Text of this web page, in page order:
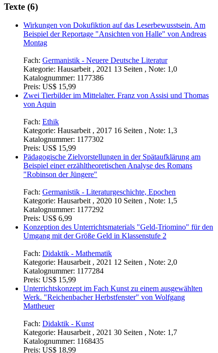
Texte (6)
Wirkungen von Dokufiktion auf das Leserbewusstsein. Am
Beispiel der Reportage "Ansichten von Halle" von Andreas
Montag
Fach: Germanistik - Neuere Deutsche Literatur
Kategorie: Hausarbeit , 2021 13 Seiten , Note: 1,0
Katalognummer: 1177386
Preis: US$ 15,99
Zwei Tierbilder im Mittelalter. Franz von Assisi und Thomas
von Aquin
Fach: Ethik
Kategorie: Hausarbeit , 2017 16 Seiten , Note: 1,3
Katalognummer: 1177302
Preis: US$ 15,99
Pädagogische Zielvorstellungen in der Spätaufklärung am
Beispiel einer erzähltheoretischen Analyse des Romans
"Robinson der Jüngere"
Fach: Germanistik - Literaturgeschichte, Epochen
Kategorie: Hausarbeit , 2020 10 Seiten , Note: 1,5
Katalognummer: 1177292
Preis: US$ 6,99
Konzeption des Unterrichtsmaterials "Geld-Triomino" für den
Umgang mit der Größe Geld in Klassenstufe 2
Fach: Didaktik - Mathematik
Kategorie: Hausarbeit , 2021 12 Seiten , Note: 2,0
Katalognummer: 1177284
Preis: US$ 15,99
Unterrichtskonzept im Fach Kunst zu einem ausgewählten
Werk. "Reichenbacher Herbstfenster" von Wolfgang
Mattheuer
Fach: Didaktik - Kunst
Kategorie: Hausarbeit , 2021 30 Seiten , Note: 1,7
Katalognummer: 1168435
Preis: US$ 18,99